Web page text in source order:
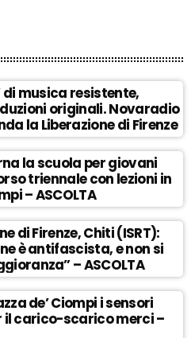
di musica resistente,
originali. Novaradio
la Liberazione di Firenze
la scuola per giovani
triennale con lezioni in
– ASCOLTA
di Firenze, Chiti (ISRT):
è antifascista, e non si
– ASCOLTA
de’ Ciompi i sensori
il carico-scarico merci –